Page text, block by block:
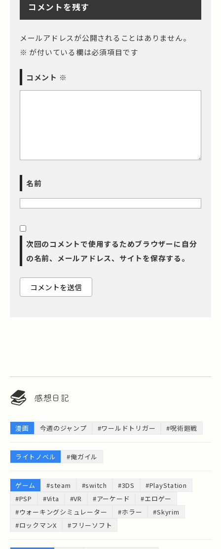
コメントを残す
メールアドレスが公開されることはありません。
※ が付いている欄は必須項目です
コメント ※
名前
次回のコメントで使用するためブラウザーに自分
の名前、メールアドレス、サイトを保存する。
感想日記
漫画 今週のジャンプ #ワールドトリガー #呪術廻戦
ライトノベル #俺ガイル
ゲーム #steam #switch #3DS
#PlayStation
#PSP
#Vita #VR #アーケード
#エロゲー
#ウォーキングシミュレーター
#ホラー
#Skyrim
#ロックマンX
#フリーソフト